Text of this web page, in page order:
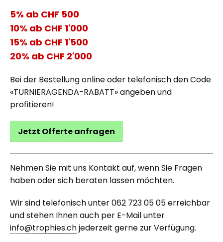
5% ab CHF 500
10% ab CHF 1'000
15% ab CHF 1'500
20% ab CHF 2'000
Bei der Bestellung online oder telefonisch den Code
«TURNIERAGENDA-RABATT» angeben und
profitieren!
Jetzt Offerte anfragen
Nehmen Sie mit uns Kontakt auf, wenn Sie Fragen
haben oder sich beraten lassen möchten.
Wir sind telefonisch unter 062 723 05 05 erreichbar
und stehen Ihnen auch per E-Mail unter
info@trophies.chjederzeit gerne zur Verfügung.